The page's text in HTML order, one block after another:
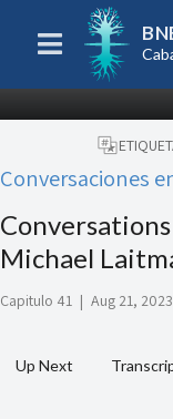
Conversaciones
Michael
Capitulo 41 | Aug 21, 2023
Up Next